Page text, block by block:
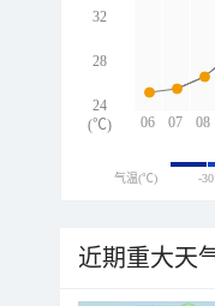
06 07 08
32
28
24
(℃)
气温(℃) -30
近期重大天